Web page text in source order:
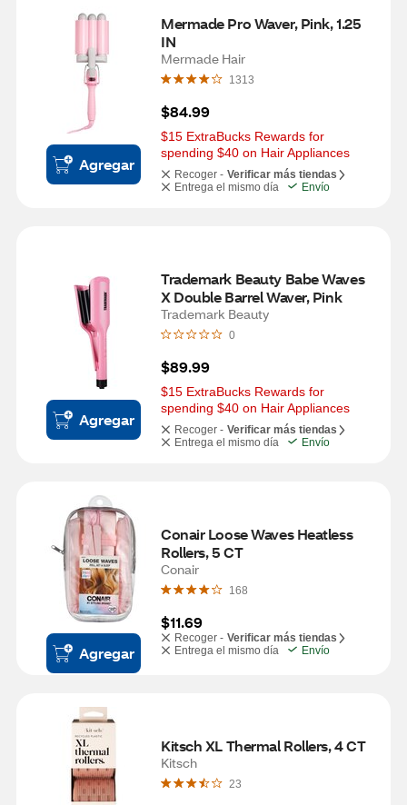
Agregar
Mermade Pro Waver, Pink, 1.25
IN
Mermade Hair
1313
$84.99
$15 ExtraBucks Rewards for
spending $40 on Hair Appliances
Recoger - Verificar más tiendas
Entrega el mismo día
Envío
Agregar
Trademark Beauty Babe Waves
X Double Barrel Waver, Pink
Trademark Beauty
0
$89.99
$15 ExtraBucks Rewards for
spending $40 on Hair Appliances
Recoger - Verificar más tiendas
Entrega el mismo día
Envío
Agregar
Conair Loose Waves Heatless
Rollers, 5 CT
Conair
168
$11.69
Recoger - Verificar más tiendas
Entrega el mismo día
Envío
Kitsch XL Thermal Rollers, 4 CT
Kitsch
23